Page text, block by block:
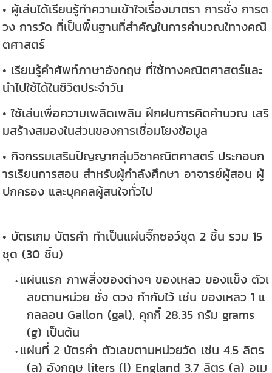
• ผู้เล่นได้เรียนรู้ทำความเข้าใจเรื่องมาตรา การชั่ง การต
วง การวัด ที่เป็นพื้นฐานที่สำคัญในการคำนวณใทางคณิ
ตศาสตร์
• เรียนรู้คำศัพท์ภาษาอังกฤษ ที่ใช้ทางคณิตศาสตร์และ
นำไปใช้ได้ในชีวิตประจำวัน
• ใช้เล่นเพื่อความเพลิดเพลิน ฝึกฝนการคิดคำนวณ เสริ
มสร้างสมองในส่วนของการเชื่อมโยงข้อมูล
• กิจกรรมเสริมปัญญากลุ่มวิชาคณิตศาสตร์ ประกอบก
ารเรียนการสอน สำหรับผู้กำลังศึกษา อาจารย์ผู้สอน ผู้
ปกครอง และบุคคลผู้สนใจทั่วไป
• บัตรเกม บัตรคำ ทำเป็นแผ่นจิ๊กซอว์ชุด 2 ชิ้น รวม 15
ชุด (30 ชิ้น)
แผ่นแรก ภาพสิ่งของต่างๆ ของเหลว ของแข็ง ตัวเ
ลขตามหน่วย ชั่ง ตวง กำกับไว้ เช่น ของเหลว 1 แ
กลลอน Gallon (gal), คุกกี้ 28.35 กรัม grams
(g) เป็นต้น
แผ่นที่ 2 บัตรคำ ตัวเลขตามหน่วยวัด เช่น 4.5 ลิตร
(ล) อังกฤษ liters (l) England 3.7 ลิตร (ล) อเม